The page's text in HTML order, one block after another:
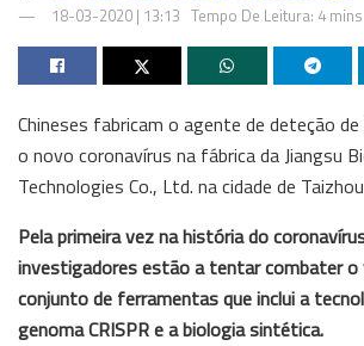
18-03-2020 | 13:13 Tempo De Leitura: 4 mins
Chineses fabricam o agente de deteção
o novo coronavírus na fábrica da Jiangsu
Technologies Co., Ltd. na cidade de
Pela primeira vez na história do
investigadores estão a tentar combater o
conjunto de ferramentas que inclui a
genoma CRISPR e a biologia sintética.